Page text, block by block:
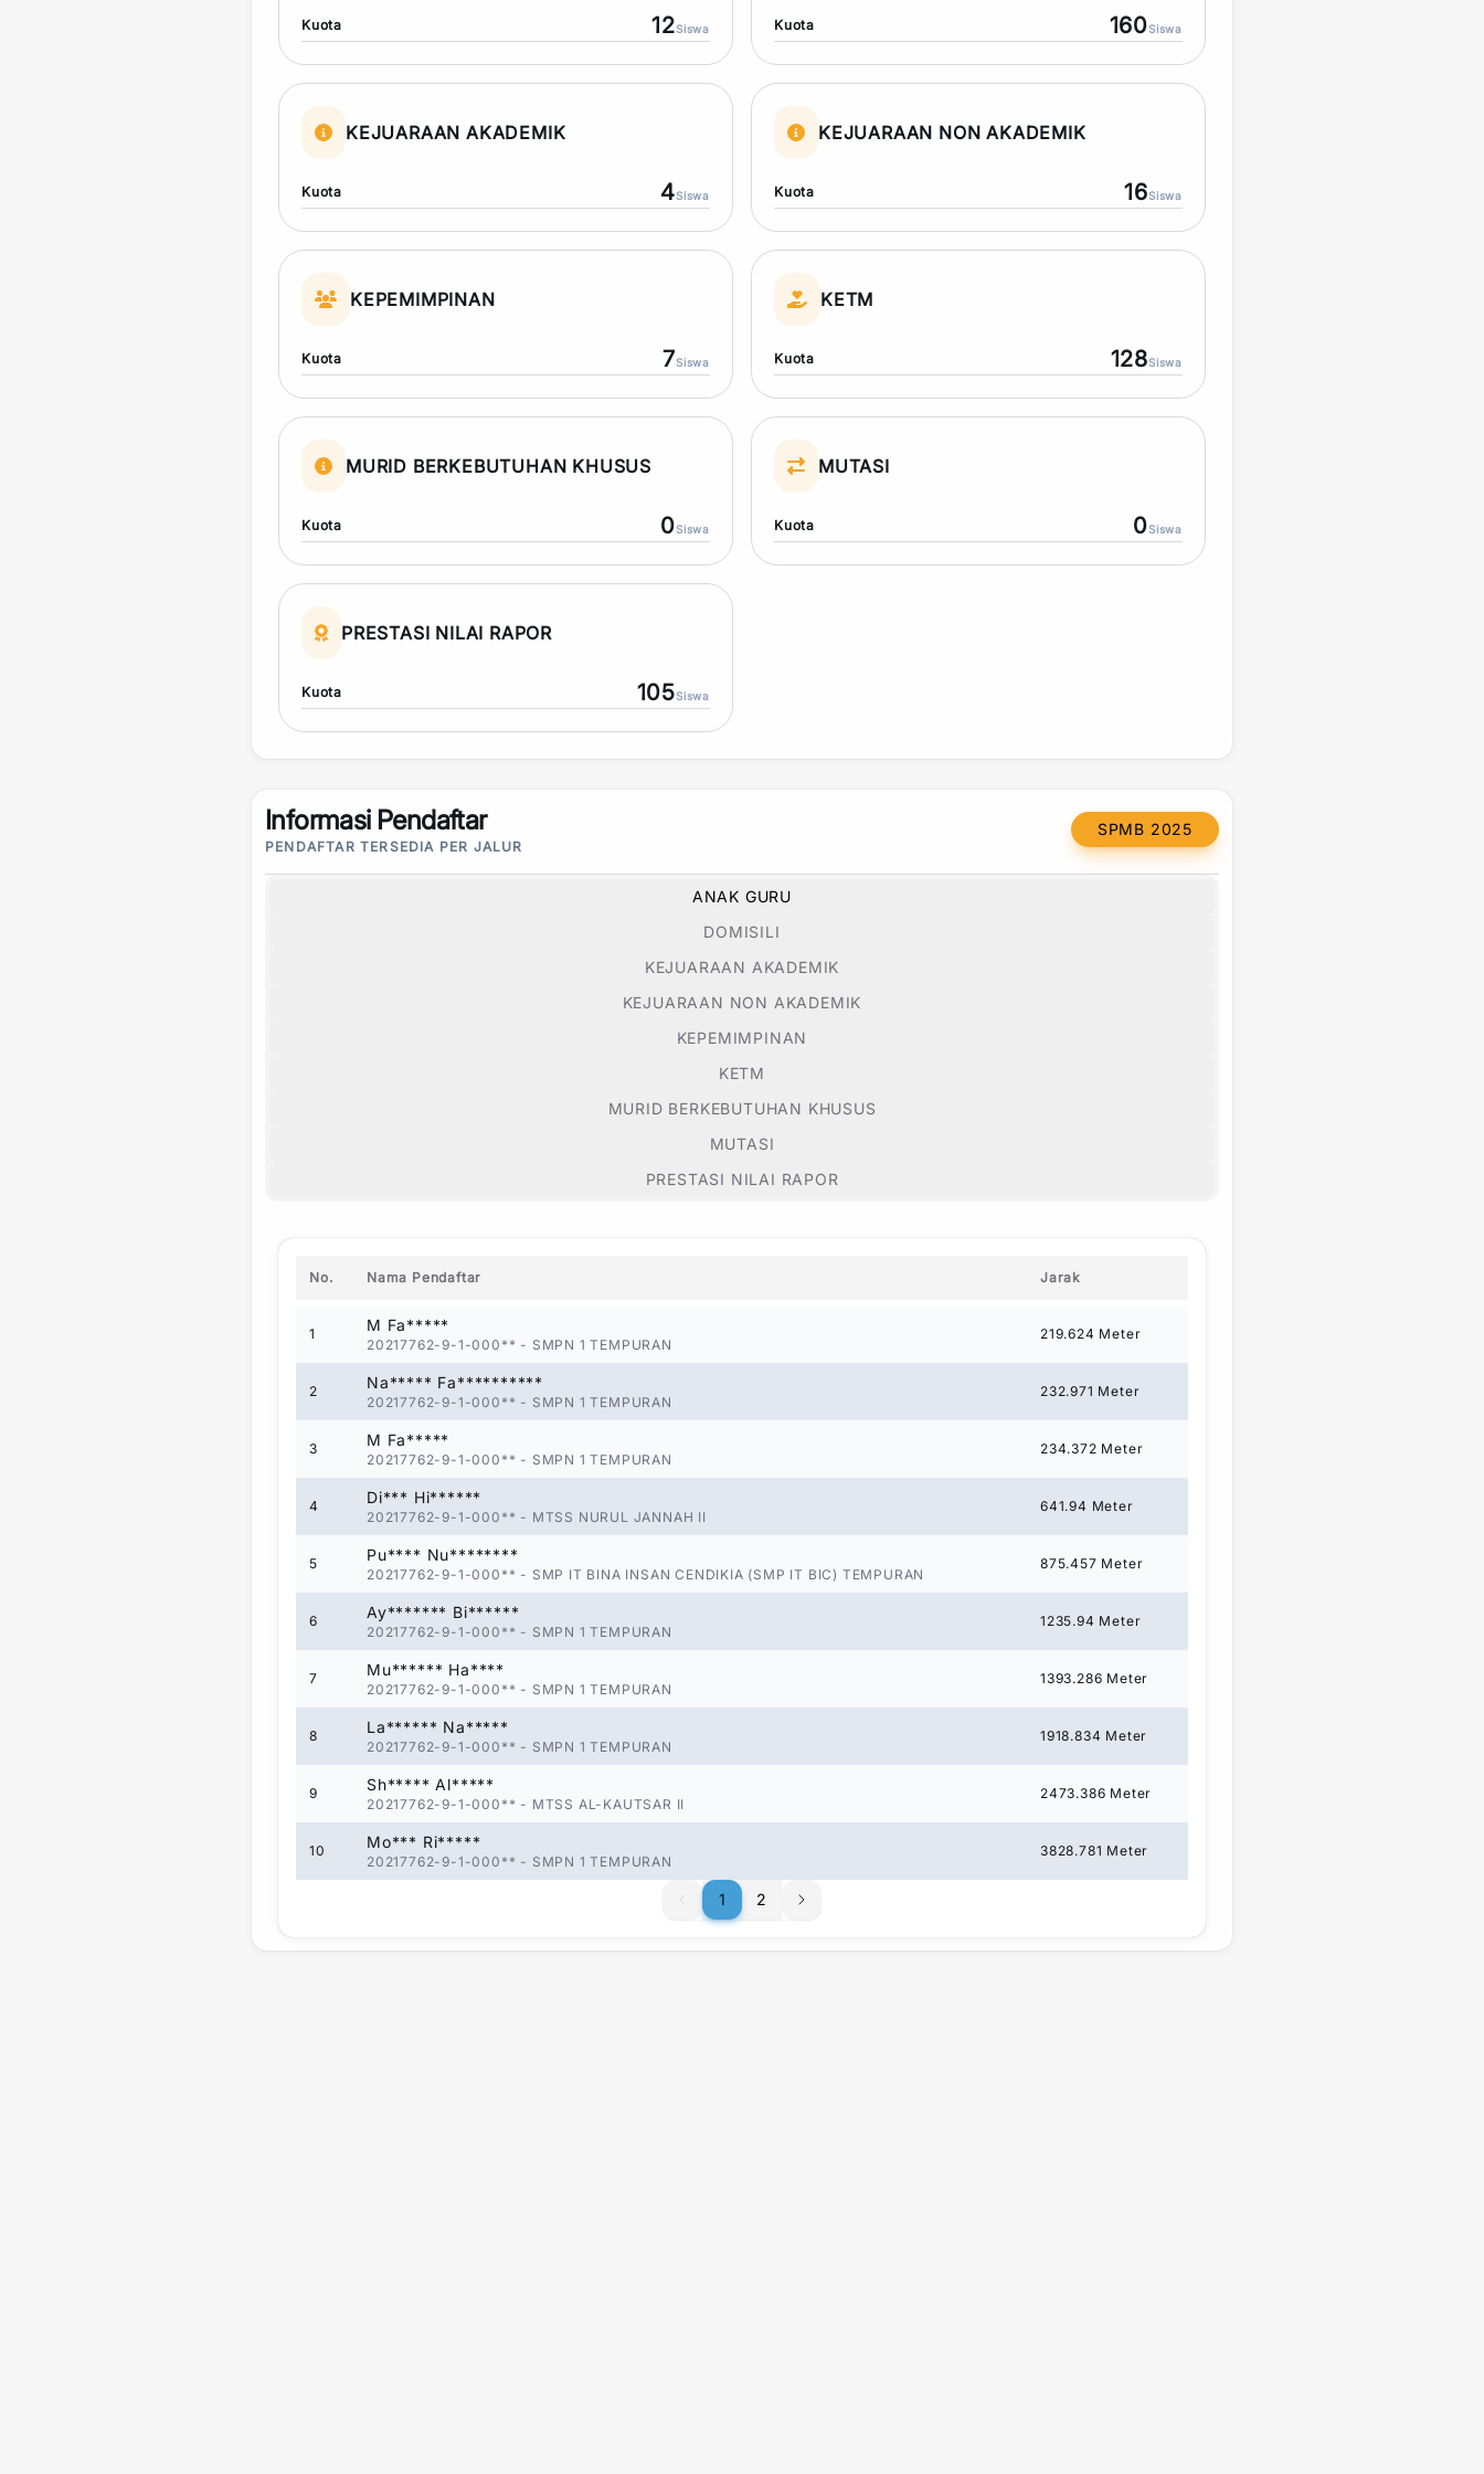
Kuota 12Siswa Kuota 160Siswa
KEJUARAAN AKADEMIK
Kuota 4Siswa
KEJUARAAN NON AKADEMIK
Kuota 16Siswa
KEPEMIMPINAN
Kuota 7Siswa
KETM
Kuota 128Siswa
MURID BERKEBUTUHAN KHUSUS
Kuota 0Siswa
MUTASI
Kuota 0Siswa
PRESTASI NILAI RAPOR
Kuota 105Siswa
Informasi Pendaftar
PENDAFTAR TERSEDIA PER JALUR
SPMB 2025
ANAK GURU
DOMISILI
KEJUARAAN AKADEMIK
KEJUARAAN NON AKADEMIK
KEPEMIMPINAN
KETM
MURID BERKEBUTUHAN KHUSUS
MUTASI
PRESTASI NILAI RAPOR
No. Nama Pendaftar Jarak
1 M Fa*****
20217762-9-1-000** - SMPN 1 TEMPURAN
219.624 Meter
2 Na***** Fa**********
20217762-9-1-000** - SMPN 1 TEMPURAN
232.971 Meter
3 M Fa*****
20217762-9-1-000** - SMPN 1 TEMPURAN
234.372 Meter
4 Di*** Hi******
20217762-9-1-000** - MTSS NURUL JANNAH II
641.94 Meter
5 Pu**** Nu********
20217762-9-1-000** - SMP IT BINA INSAN CENDIKIA (SMP IT BIC) TEMPURAN
875.457 Meter
6 Ay******* Bi******
20217762-9-1-000** - SMPN 1 TEMPURAN
1235.94 Meter
7 Mu****** Ha****
20217762-9-1-000** - SMPN 1 TEMPURAN
1393.286 Meter
8 La****** Na*****
20217762-9-1-000** - SMPN 1 TEMPURAN
1918.834 Meter
9 Sh***** Al*****
20217762-9-1-000** - MTSS AL-KAUTSAR II
2473.386 Meter
10 Mo*** Ri*****
20217762-9-1-000** - SMPN 1 TEMPURAN
3828.781 Meter
1
1 2